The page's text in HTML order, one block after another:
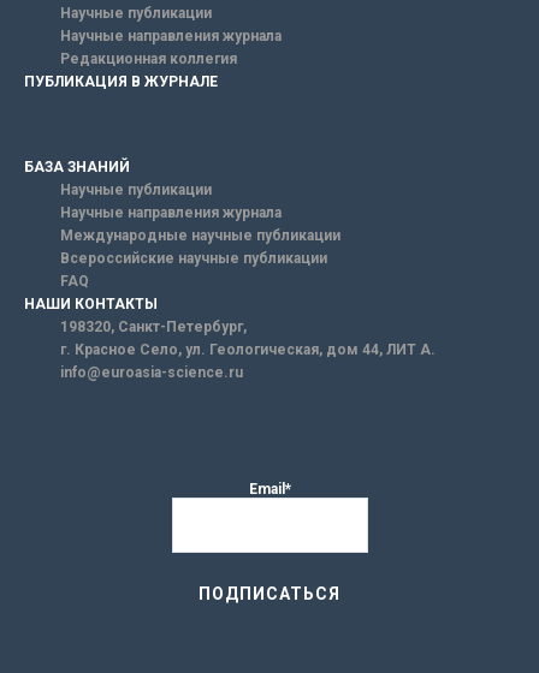
Научные публикации
Научные направления журнала
Редакционная коллегия
ПУБЛИКАЦИЯ В ЖУРНАЛЕ
БАЗА ЗНАНИЙ
Научные публикации
Научные направления журнала
Международные научные публикации
Всероссийские научные публикации
FAQ
НАШИ КОНТАКТЫ
198320, Санкт-Петербург,
г. Красное Село, ул. Геологическая, дом 44, ЛИТ А.
info@euroasia-science.ru
Email*